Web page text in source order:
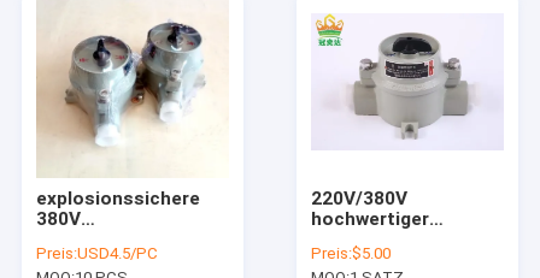
Videos
Über uns
Fabrik-Ausflug
explosionssichere
380V
Einschließungs-Zone
Preis:USD4.5/PC
220V/380V
hochwertiger
Lichtschalter IP66
Preis:$5.00